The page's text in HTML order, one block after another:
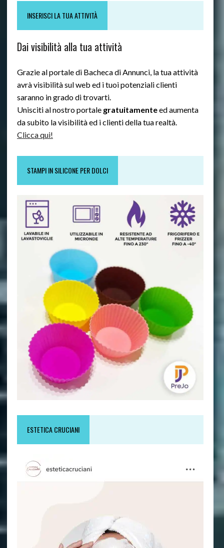
INSERISCI LA TUA ATTIVITÀ
Dai visibilità alla tua attività
Grazie al portale di Bacheca di Annunci, la tua attività
avrà visibilità sul web ed i tuoi potenziali clienti
saranno in grado di trovarti.
Unisciti al nostro portale gratuitamenteed aumenta
da subito la visibilità ed i clienti della tua realtà.
Clicca qui!
STAMPI IN SILICONE PER DOLCI
ESTETICA CRUCIANI